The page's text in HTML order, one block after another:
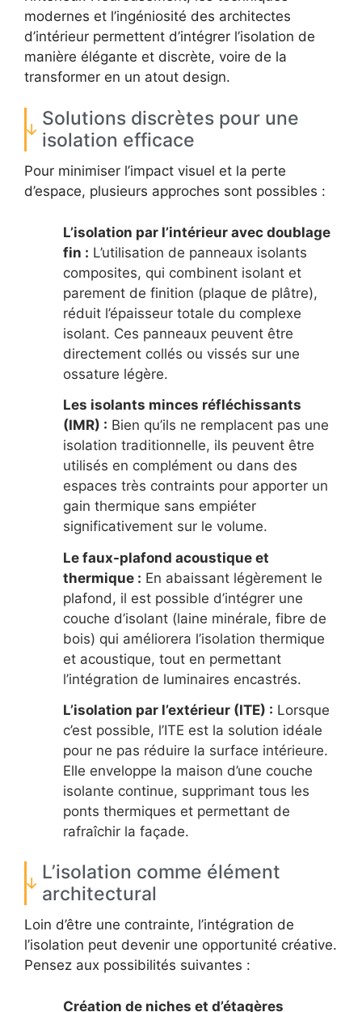
modernes et l’ingéniosité des architectes
d’intérieur permettent d’intégrer l’isolation de
manière élégante et discrète, voire de la
transformer en un atout design.
Solutions discrètes pour une
isolation efficace
Pour minimiser l’impact visuel et la perte
d’espace, plusieurs approches sont possibles :
L’isolation par l’intérieur avec doublage
fin : L’utilisation de panneaux isolants
composites, qui combinent isolant et
parement de finition (plaque de plâtre),
réduit l’épaisseur totale du complexe
isolant. Ces panneaux peuvent être
directement collés ou vissés sur une
ossature légère.
Les isolants minces réfléchissants
(IMR) : Bien qu’ils ne remplacent pas une
isolation traditionnelle, ils peuvent être
utilisés en complément ou dans des
espaces très contraints pour apporter un
gain thermique sans empiéter
significativement sur le volume.
Le faux-plafond acoustique et
thermique : En abaissant légèrement le
plafond, il est possible d’intégrer une
couche d’isolant (laine minérale, fibre de
bois) qui améliorera l’isolation thermique
et acoustique, tout en permettant
l’intégration de luminaires encastrés.
L’isolation par l’extérieur (ITE) : Lorsque
c’est possible, l’ITE est la solution idéale
pour ne pas réduire la surface intérieure.
Elle enveloppe la maison d’une couche
isolante continue, supprimant tous les
ponts thermiques et permettant de
rafraîchir la façade.
L’isolation comme élément
architectural
Loin d’être une contrainte, l’intégration de
l’isolation peut devenir une opportunité créative.
Pensez aux possibilités suivantes :
Création de niches et d’étagères